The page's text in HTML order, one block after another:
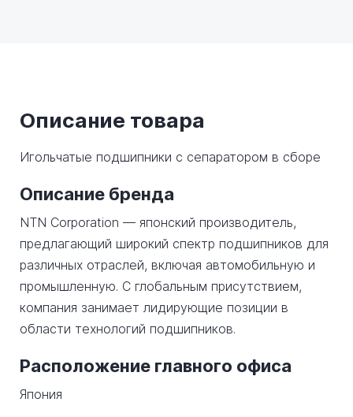
Описание товара
Игольчатые подшипники с сепаратором в сборе
Описание бренда
NTN Corporation — японский производитель,
предлагающий широкий спектр подшипников для
различных отраслей, включая автомобильную и
промышленную. С глобальным присутствием,
компания занимает лидирующие позиции в
области технологий подшипников.
Расположение главного офиса
Япония